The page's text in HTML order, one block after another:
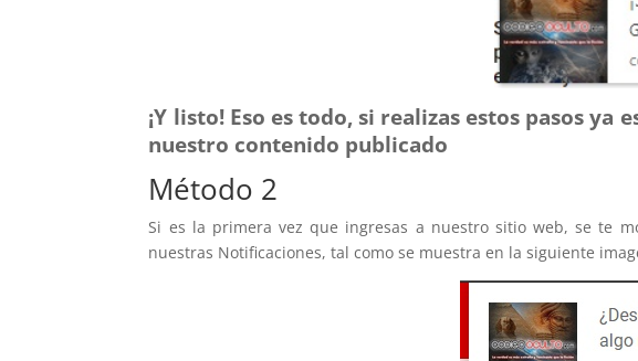
¡Y listo! Eso es todo, si realizas estos pasos
nuestro contenido publicado
Método 2
Si es la primera vez que ingresas a nuestro sitio web, se te
nuestras Notificaciones, tal como se muestra en la siguiente